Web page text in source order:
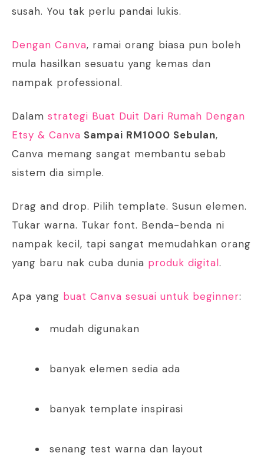
susah. You tak perlu pandai lukis.
Dengan Canva, ramai orang biasa pun boleh
mula hasilkan sesuatu yang kemas dan
nampak professional.
Dalam strategi Buat Duit Dari Rumah Dengan
Etsy & Canva Sampai RM1000 Sebulan,
Canva memang sangat membantu sebab
sistem dia simple.
Drag and drop. Pilih template. Susun elemen.
Tukar warna. Tukar font. Benda-benda ni
nampak kecil, tapi sangat memudahkan orang
yang baru nak cuba dunia produk digital.
Apa yang buat Canva sesuai untuk beginner:
mudah digunakan
banyak elemen sedia ada
banyak template inspirasi
senang test warna dan layout